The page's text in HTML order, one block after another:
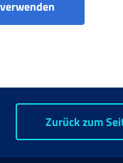
Portal für
Zurück zum